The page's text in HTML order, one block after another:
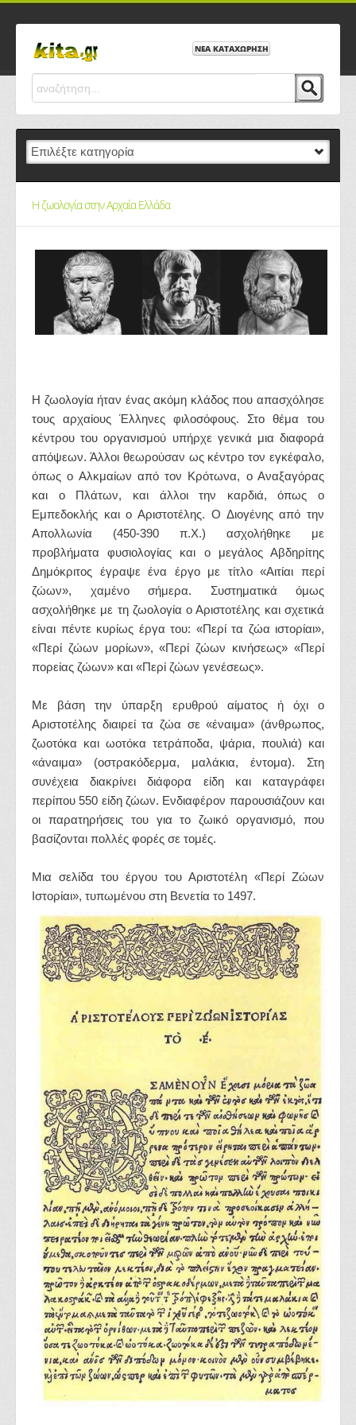
ΝΕΑ ΚΑΤΑΧΩΡΗΣΗ
Η ζωολογία στην Αρχαία Ελλάδα
Η ζωολογία ήταν ένας ακόμη κλάδος που απασχόλησε
τους αρχαίους Έλληνες φιλοσόφους. Στο θέμα του
κέντρου του οργανισμού υπήρχε γενικά μια διαφορά
απόψεων. Άλλοι θεωρούσαν ως κέντρο τον εγκέφαλο,
όπως ο Αλκμαίων από τον Κρότωνα, ο Αναξαγόρας
και ο Πλάτων, και άλλοι την καρδιά, όπως ο
Εμπεδοκλής και ο Αριστοτέλης. Ο Διογένης από την
Απολλωνία (450-390 π.Χ.) ασχολήθηκε με
προβλήματα φυσιολογίας και ο μεγάλος Αβδηρίτης
Δημόκριτος έγραψε ένα έργο με τίτλο «Αιτίαι περί
ζώων», χαμένο σήμερα. Συστηματικά όμως
ασχολήθηκε με τη ζωολογία ο Αριστοτέλης και σχετικά
είναι πέντε κυρίως έργα του: «Περί τα ζώα ιστορίαι»,
«Περί ζώων μορίων», «Περί ζώων κινήσεως» «Περί
πορείας ζώων» και «Περί ζώων γενέσεως».
Με βάση την ύπαρξη ερυθρού αίματος ή όχι ο
Αριστοτέλης διαιρεί τα ζώα σε «έναιμα» (άνθρωπος,
ζωοτόκα και ωοτόκα τετράποδα, ψάρια, πουλιά) και
«άναιμα» (οστρακόδερμα, μαλάκια, έντομα). Στη
συνέχεια διακρίνει διάφορα είδη και καταγράφει
περίπου 550 είδη ζώων. Ενδιαφέρον παρουσιάζουν και
οι παρατηρήσεις του για το ζωικό οργανισμό, που
βασίζονται πολλές φορές σε τομές.
Μια σελίδα του έργου του Αριστοτέλη «Περί Ζώων
Ιστορίαι», τυπωμένου στη Βενετία το 1497.